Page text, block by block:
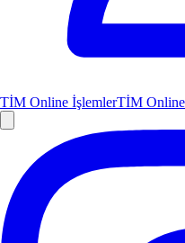
TİM Online İşlemlerTİM Online